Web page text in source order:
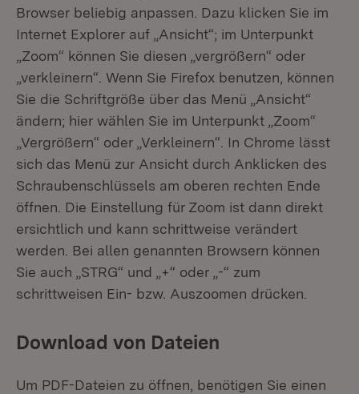
Browser beliebig anpassen. Dazu klicken Sie im
Internet Explorer auf „Ansicht“; im Unterpunkt
„Zoom“ können Sie diesen „vergrößern“ oder
„verkleinern“. Wenn Sie Firefox benutzen, können
Sie die Schriftgröße über das Menü „Ansicht“
ändern; hier wählen Sie im Unterpunkt „Zoom“
„Vergrößern“ oder „Verkleinern“. In Chrome lässt
sich das Menü zur Ansicht durch Anklicken des
Schraubenschlüssels am oberen rechten Ende
öffnen. Die Einstellung für Zoom ist dann direkt
ersichtlich und kann schrittweise verändert
werden. Bei allen genannten Browsern können
Sie auch „STRG“ und „+“ oder „-“ zum
schrittweisen Ein- bzw. Auszoomen drücken.
Download von Dateien
Um PDF-Dateien zu öffnen, benötigen Sie einen